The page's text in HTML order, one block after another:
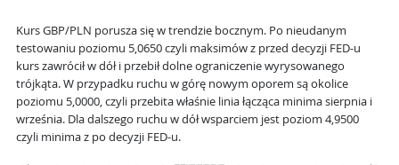
Kurs GBP/PLN porusza się w trendzie bocznym. Po nieudanym
testowaniu poziomu 5,0650 czyli maksimów z przed decyzji FED-u
kurs zawrócił w dół i przebił dolne ograniczenie wyrysowanego
trójkąta. W przypadku ruchu w górę nowym oporem są okolice
poziomu 5,0000, czyli przebita właśnie linia łącząca minima sierpnia i
września. Dla dalszego ruchu w dół wsparciem jest poziom 4,9500
czyli minima z po decyzji FED-u.